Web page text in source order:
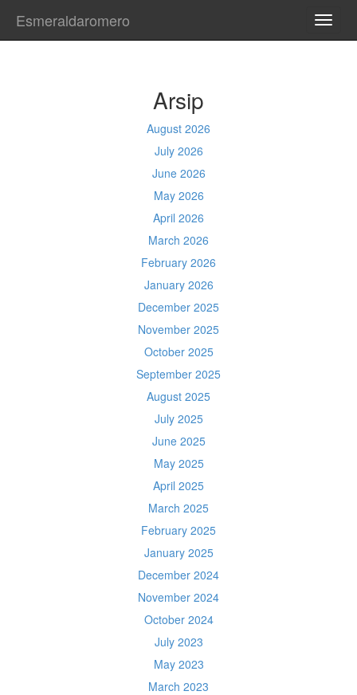
Esmeraldaromero
Arsip
August 2026
July 2026
June 2026
May 2026
April 2026
March 2026
February 2026
January 2026
December 2025
November 2025
October 2025
September 2025
August 2025
July 2025
June 2025
May 2025
April 2025
March 2025
February 2025
January 2025
December 2024
November 2024
October 2024
July 2023
May 2023
March 2023